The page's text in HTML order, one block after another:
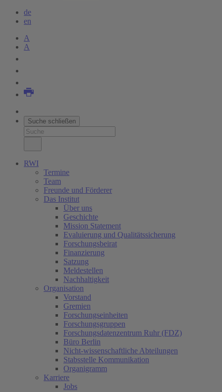
de
en
A
A
Suche schließen
RWI
Termine
Team
Freunde und Förderer
Das Institut
Über uns
Geschichte
Mission Statement
Evaluierung und Qualitätssicherung
Forschungsbeirat
Finanzierung
Satzung
Meldestellen
Nachhaltigkeit
Organisation
Vorstand
Gremien
Forschungseinheiten
Forschungsgruppen
Forschungsdatenzentrum Ruhr (FDZ)
Büro Berlin
Nicht-wissenschaftliche Abteilungen
Stabsstelle Kommunikation
Organigramm
Karriere
Jobs